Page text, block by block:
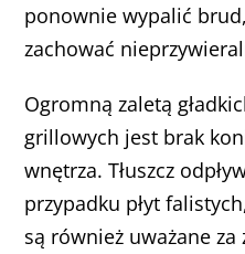
ponownie wypalić
zachować
Ogromną zaletą
grillowych jest brak
wnętrza. Tłuszcz
przypadku płyt
są również uważane